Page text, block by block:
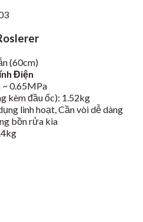
(60cm)
Điện
0.65MPa
kèm đầu ốc): 1.52kg
linh hoạt, Cần vòi dễ dàng
bồn rửa kia